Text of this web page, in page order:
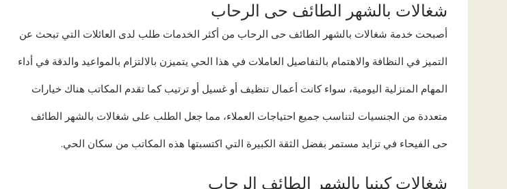
شغالات بالشهر الطائف حى الرحاب
أصبحت خدمة شغالات بالشهر الطائف حى الرحاب من أكثر الخدمات طلب لدى العائلات التي تبحث عن
التميز في النظافة والاهتمام بالتفاصيل العاملات في هذا الحي يتميزن بالالتزام بالمواعيد والدقة في أداء
المهام المنزلية اليومية، سواء كانت أعمال تنظيف أو غسيل أو ترتيب كما تقدم المكاتب هناك خيارات
متعددة من الجنسيات لتناسب جميع احتياجات العملاء، مما جعل الطلب على شغالات بالشهر الطائف
حى الفيحاء في تزايد مستمر بفضل الثقة الكبيرة التي اكتسبتها هذه المكاتب من سكان الحي.
شغالات كينيا بالشهر الطائف الرحاب